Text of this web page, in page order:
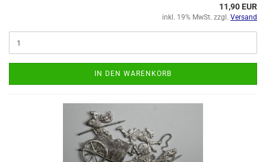
11,90 EUR
inkl. 19% MwSt. zzgl. Versand
IN DEN WARENKORB